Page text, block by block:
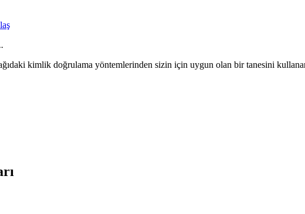
kimlik doğrulama yöntemlerinden sizin için uygun olan bir tanesini